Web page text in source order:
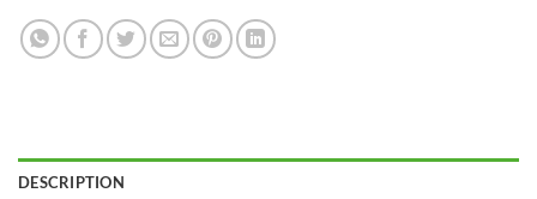
DESCRIPTION